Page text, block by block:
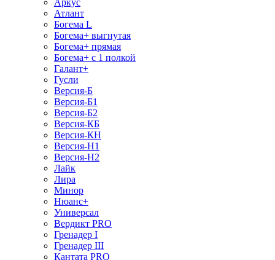
Аркус
Атлант
Богема L
Богема+ выгнутая
Богема+ прямая
Богема+ с 1 полкой
Галант+
Гусли
Версия-Б
Версия-Б1
Версия-Б2
Версия-КБ
Версия-КН
Версия-Н1
Версия-Н2
Лайк
Лира
Минор
Нюанс+
Универсал
Вердикт PRO
Гренадер I
Гренадер III
Кантата PRO